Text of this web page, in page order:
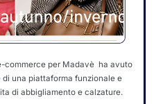
commerce per Madavè ha avuto
una piattaforma funzionale e
di abbigliamento e calzature.